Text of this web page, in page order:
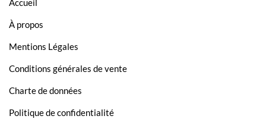
Accueil
À propos
Mentions Légales
Conditions générales de vente
Charte de données
Politique de confidentialité